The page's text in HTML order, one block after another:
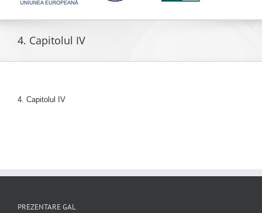
4. Capitolul IV
4. Capitolul IV
PREZENTARE GAL